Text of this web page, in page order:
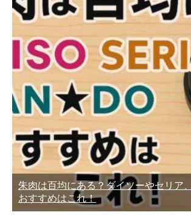
朱肉は百均にある？ダイソーやセリア
おすすめはこれ！